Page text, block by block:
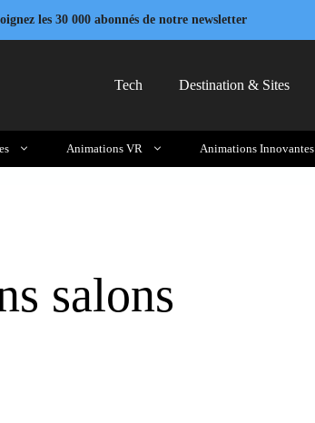
les 30 000 abonnés de notre newsletter
Tech Destination & Sites
Animations VR Animations Innovantes
salons